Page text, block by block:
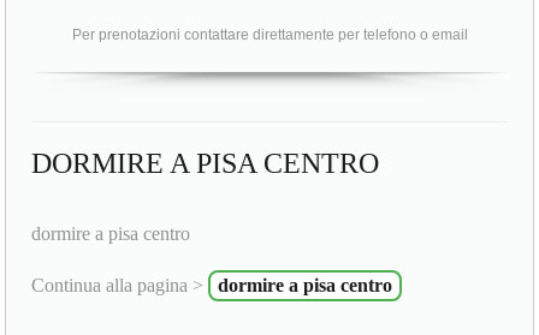
Per prenotazioni contattare direttamente per telefono o email
DORMIRE A PISA CENTRO
dormire a pisa centro
Continua alla pagina > dormire a pisa centro